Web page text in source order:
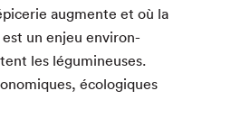
aug­mente et où la
est un enjeu envi­ron­
les légu­mineuses.
écologiques